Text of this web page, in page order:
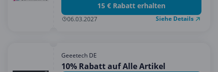
15 € Rabatt erhalten
06.03.2027 Siehe Details
Geeetech DE
10% Rabatt auf Alle Artikel